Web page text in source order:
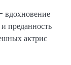
вдохновение
преданность
актрис